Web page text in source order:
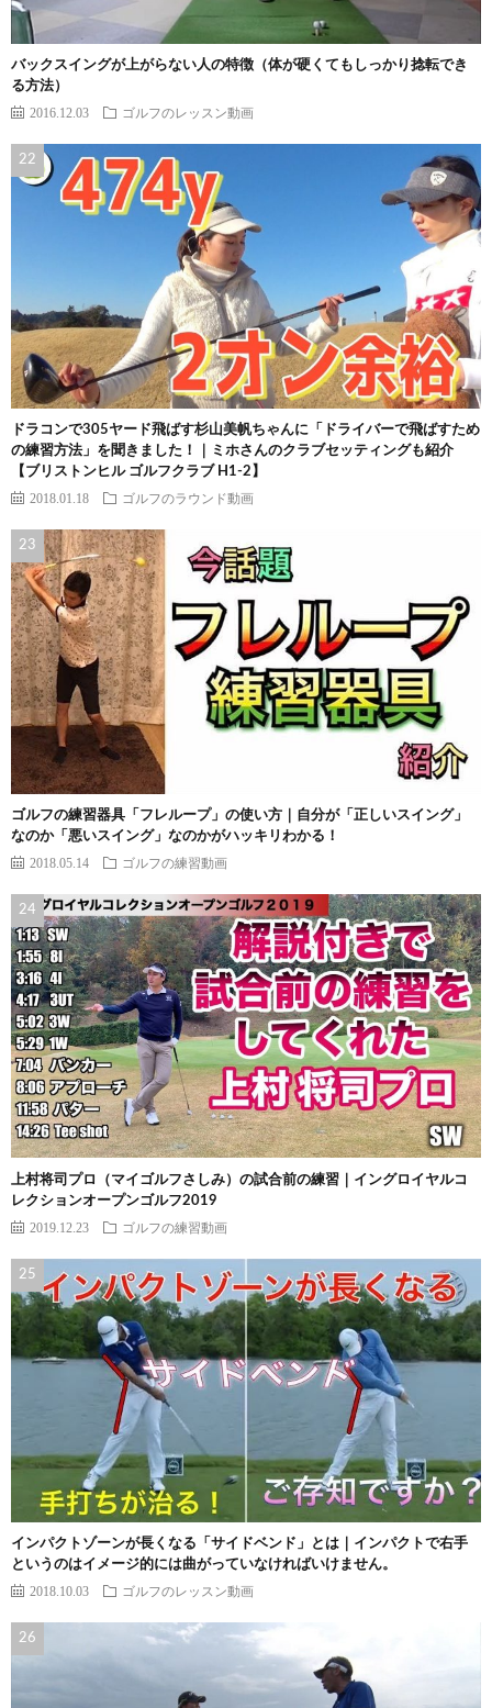
バックスイングが上がらない人の特徴（体が硬くてもしっかり捻転でき
る方法）
2016.12.03 ゴルフのレッスン動画
ドラコンで305ヤード飛ばす杉山美帆ちゃんに「ドライバーで飛ばすため
の練習方法」を聞きました！｜ミホさんのクラブセッティングも紹介
【ブリストンヒル ゴルフクラブ H1-2】
2018.01.18 ゴルフのラウンド動画
ゴルフの練習器具「フレループ」の使い方｜自分が「正しいスイング」
なのか「悪いスイング」なのかがハッキリわかる！
2018.05.14 ゴルフの練習動画
上村将司プロ（マイゴルフさしみ）の試合前の練習｜イングロイヤルコ
レクションオープンゴルフ2019
2019.12.23 ゴルフの練習動画
インパクトゾーンが長くなる「サイドベンド」とは｜インパクトで右手
というのはイメージ的には曲がっていなければいけません。
2018.10.03 ゴルフのレッスン動画